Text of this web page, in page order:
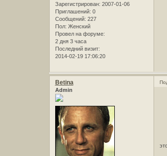
Зарегистрирован: 2007-01-06
Приглашений: 0
Сообщений: 227
Пол: Женский
Провел на форуме:
2 дня 3 часа
Последний визит:
2014-02-19 17:06:20
Betina
Admin